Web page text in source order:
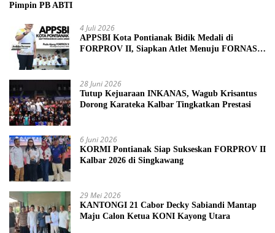
Pimpin PB ABTI
4 Juli 2026
APPSBI Kota Pontianak Bidik Medali di
FORPROV II, Siapkan Atlet Menuju FORNAS
28 Juni 2026
Tutup Kejuaraan INKANAS, Wagub Krisantus
Dorong Karateka Kalbar Tingkatkan Prestasi
6 Juni 2026
KORMI Pontianak Siap Sukseskan FORPROV II
Kalbar 2026 di Singkawang
29 Mei 2026
KANTONGI 21 Cabor Decky Sabiandi Mantap
Maju Calon Ketua KONI Kayong Utara